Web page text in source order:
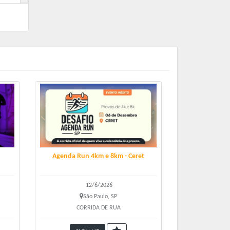
Agenda Run 4km e 8km - Ceret
12/6/2026
São Paulo, SP
CORRIDA DE RUA